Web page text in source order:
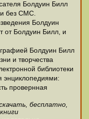
Болдуин Билл
и без СМС.
Болдуин
от Болдуин Билл, и
Болдуин Билл
и творчества
библиотеки
энциклопедиями:
провернная
бесплатно,